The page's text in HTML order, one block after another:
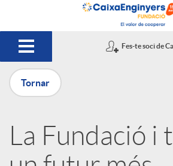
Fes-te soci de
u
Tornar
La Fundació i